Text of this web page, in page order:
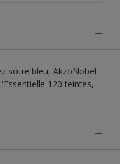
votre bleu, AkzoNobel
120 teintes,